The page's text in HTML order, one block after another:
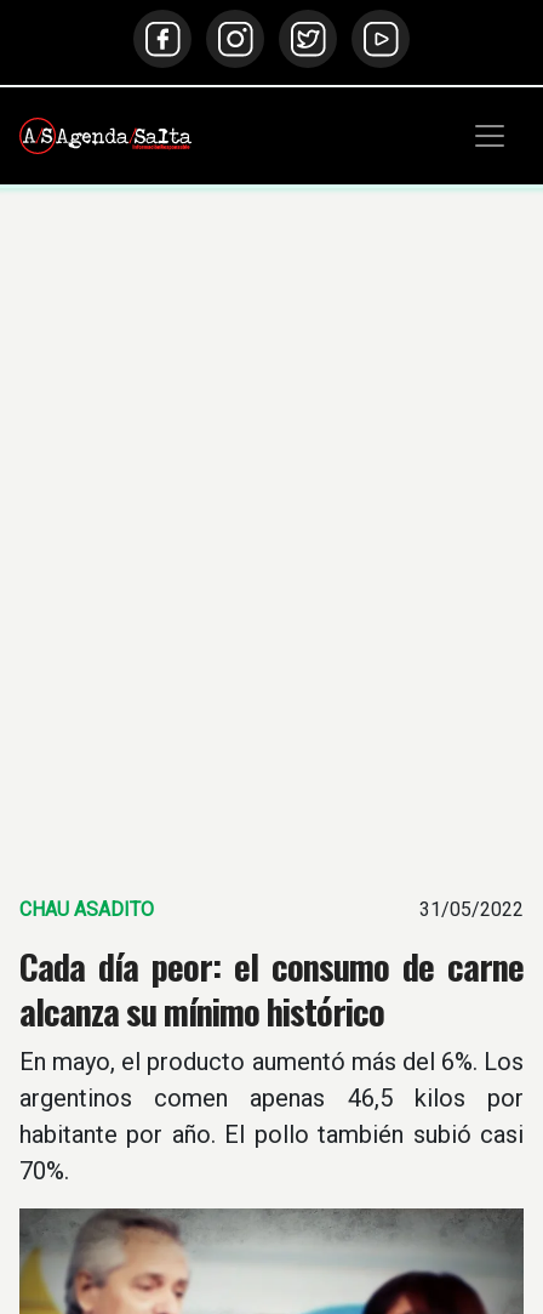
CHAU ASADITO 31/05/2022
Cada día peor: el consumo de carne
alcanza su mínimo histórico
En mayo, el producto aumentó más del 6%. Los
argentinos comen apenas 46,5 kilos por
habitante por año. El pollo también subió casi
70%.